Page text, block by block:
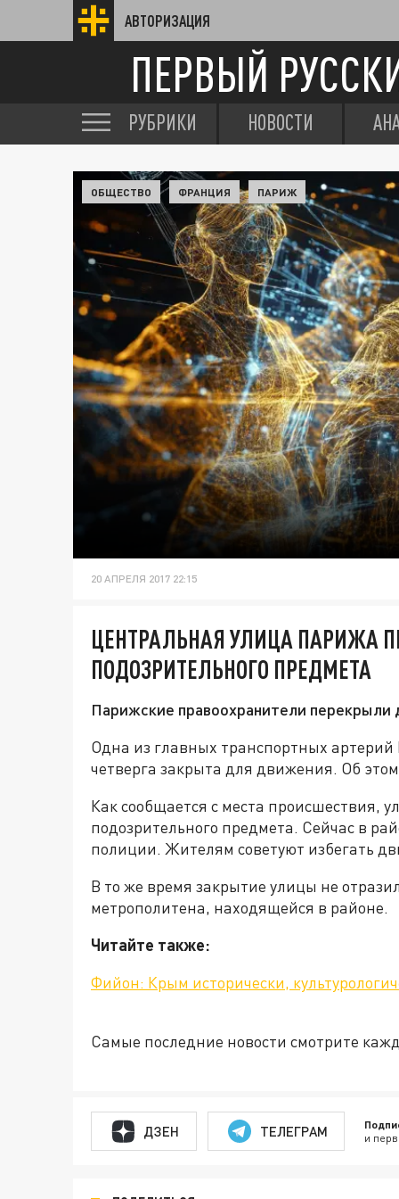
АВТОРИЗАЦИЯ
ПЕРВЫЙ
РУБРИКИ НОВОСТИ
ОБЩЕСТВО ФРАНЦИЯ ПАРИЖ
20 АПРЕЛЯ 2017 22:15
ЦЕНТРАЛЬНАЯ УЛИЦА ПАРИЖА
ПОДОЗРИТЕЛЬНОГО ПРЕДМЕТА
Парижские правоохранители
Одна из главных транспортных
четверга закрыта для движения. Об
Как сообщается с места происшествия,
подозрительного предмета. Сейчас в
полиции. Жителям советуют избегать
В то же время закрытие улицы не
метрополитена, находящейся в районе.
Читайте также:
Фийон: Крым исторически,
Самые последние новости смотрите
ДЗЕН ТЕЛЕГРАМ и